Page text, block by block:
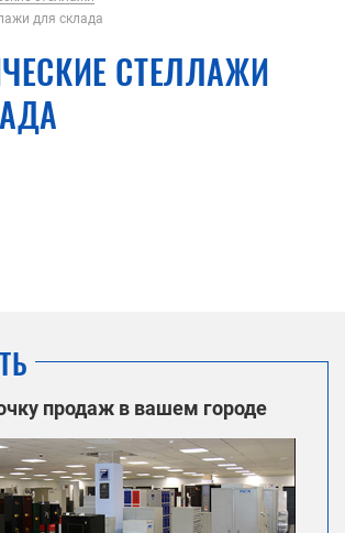
для склада
СТЕЛЛАЖИ
продаж в вашем городе